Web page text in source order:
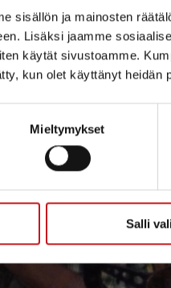
sisällön ja mainosten
Lisäksi jaamme
käytät sivustoamme.
kun olet käyttänyt heidän
Mieltymykset
Salli